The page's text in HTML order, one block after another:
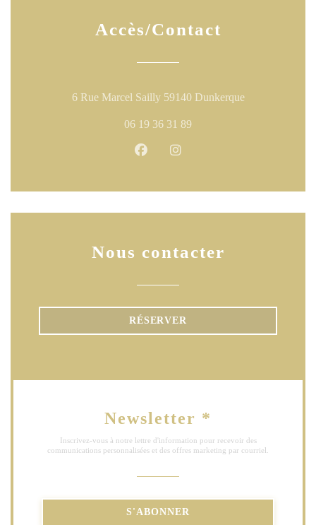
Accès/Contact
6 Rue Marcel Sailly 59140 Dunkerque((ouvre une
06 19 36 31 89
Facebook ((ouvre une nouvelle
Nous contacter
RÉSERVER
Newsletter *
Inscrivez-vous à notre lettre d'information pour recevoir des
communications personnalisées et des offres marketing par courriel.
S'ABONNER